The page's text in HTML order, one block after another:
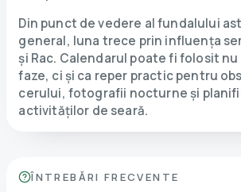
Din punct de vedere al fundalului
general, luna trece prin influența
și Rac. Calendarul poate fi folosit
faze, ci și ca reper practic pentru
cerului, fotografii nocturne și
activităților de seară.
ÎNTREBĂRI FRECVENTE